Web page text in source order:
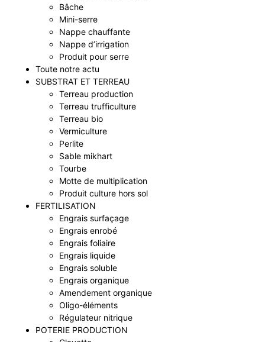
Bâche
Mini-serre
Nappe chauffante
Nappe d’irrigation
Produit pour serre
Toute notre actu
SUBSTRAT ET TERREAU
Terreau production
Terreau trufficulture
Terreau bio
Vermiculture
Perlite
Sable mikhart
Tourbe
Motte de multiplication
Produit culture hors sol
FERTILISATION
Engrais surfaçage
Engrais enrobé
Engrais foliaire
Engrais liquide
Engrais soluble
Engrais organique
Amendement organique
Oligo-éléments
Régulateur nitrique
POTERIE PRODUCTION